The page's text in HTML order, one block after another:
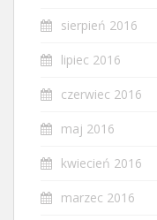
sierpień 2016
lipiec 2016
czerwiec 2016
maj 2016
kwiecień 2016
marzec 2016